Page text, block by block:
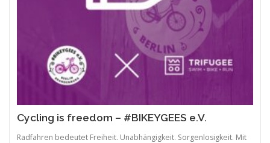
Cycling is freedom – #BIKEYGEES e.V.
Radfahren bedeutet Freiheit. Unabhängigkeit. Sorgenlosigkeit. Mit